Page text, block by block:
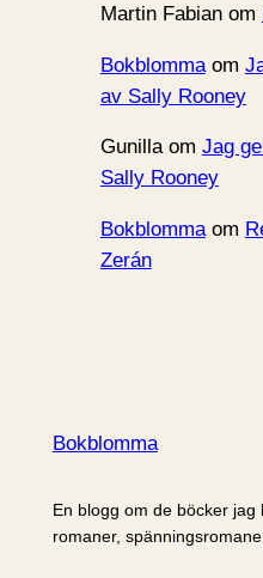
Martin Fabianom
Bokblommaom
av Sally Rooney
Gunillaom Jag
Sally Rooney
Bokblommaom
Zerán
Bokblomma
En blogg om de böcker jag
romaner,